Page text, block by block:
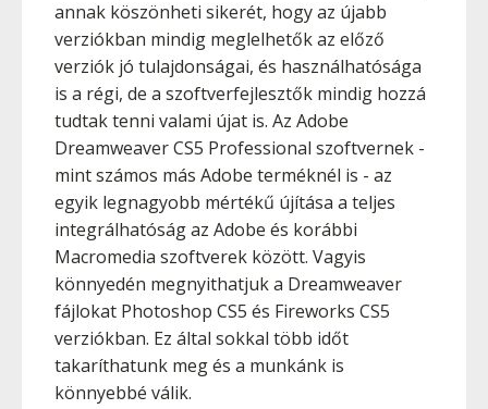
annak köszönheti sikerét, hogy az újabb
verziókban mindig meglelhetők az előző
verziók jó tulajdonságai, és használhatósága
is a régi, de a szoftverfejlesztők mindig hozzá
tudtak tenni valami újat is. Az Adobe
Dreamweaver CS5 Professional szoftvernek -
mint számos más Adobe terméknél is - az
egyik legnagyobb mértékű újítása a teljes
integrálhatóság az Adobe és korábbi
Macromedia szoftverek között. Vagyis
könnyedén megnyithatjuk a Dreamweaver
fájlokat Photoshop CS5 és Fireworks CS5
verziókban. Ez által sokkal több időt
takaríthatunk meg és a munkánk is
könnyebbé válik.